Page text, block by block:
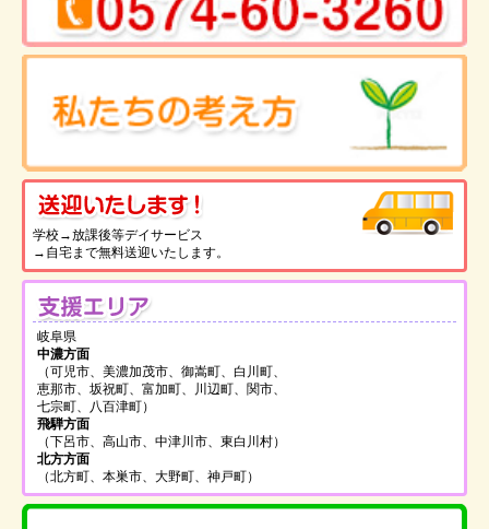
学校→放課後等デイサービス
→自宅まで無料送迎いたします。
岐阜県
中濃方面
（可児市、美濃加茂市、御嵩町、白川町、
恵那市、坂祝町、富加町、川辺町、関市、
七宗町、八百津町）
飛騨方面
（下呂市、高山市、中津川市、東白川村）
北方方面
（北方町、本巣市、大野町、神戸町）